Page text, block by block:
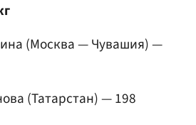
(Москва — Чувашия) —
(Татарстан) — 198